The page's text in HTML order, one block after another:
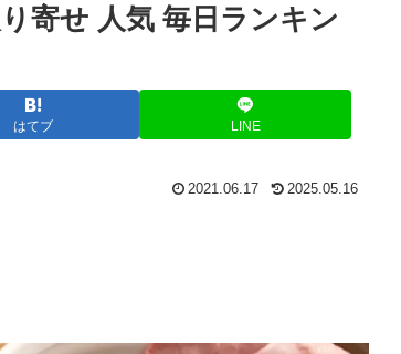
寄せ 人気 毎日ランキン
はてブ LINE
2021.06.17 2025.05.16